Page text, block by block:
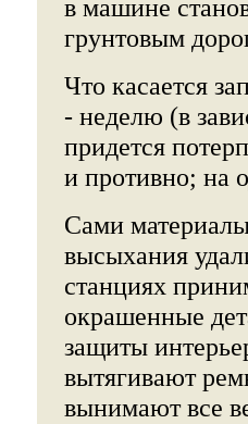
в машине
грунтовым
Что касается
- неделю (в
придется
и противно; на
Сами
высыхания
станциях
окрашенные
защиты
вытягивают
вынимают все